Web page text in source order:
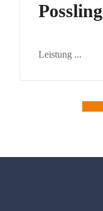
Possling
Leistung ...